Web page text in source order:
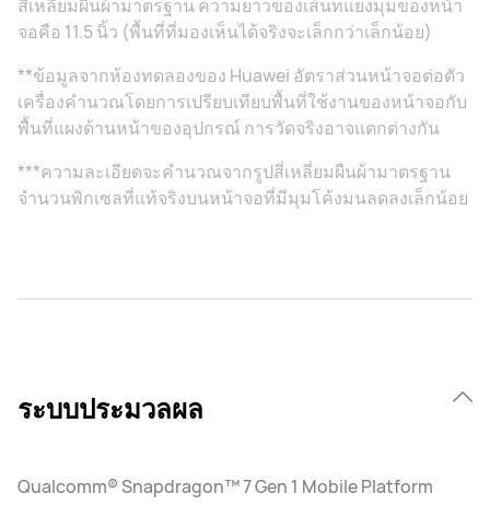
สี่เหลี่ยมผืนผ้ามาตรฐาน ความยาวของเส้นทแยงมุมของหน้า
จอคือ 11.5 นิ้ว (พื้นที่ที่มองเห็นได้จริงจะเล็กกว่าเล็กน้อย)
**ข้อมูลจากห้องทดลองของ Huawei อัตราส่วนหน้าจอต่อตัว
เครื่องคํานวณโดยการเปรียบเทียบพื้นที่ใช้งานของหน้าจอกับ
พื้นที่แผงด้านหน้าของอุปกรณ์ การวัดจริงอาจแตกต่างกัน
***ความละเอียดจะคํานวณจากรูปสี่เหลี่ยมผืนผ้ามาตรฐาน
จํานวนพิกเซลที่แท้จริงบนหน้าจอที่มีมุมโค้งมนลดลงเล็กน้อย
ระบบประมวลผล
Qualcomm® Snapdragon™ 7 Gen 1 Mobile Platform